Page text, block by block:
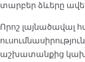
տարբեր ձևերը
Որոշ
աշխատանքից